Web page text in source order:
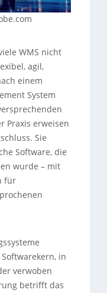
WMS nicht
agil,
einem
System
Praxis erweisen
Sie
Software, die
wurde – mit
für
in
verwoben
betrifft das